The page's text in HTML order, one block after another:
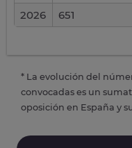
2026
651
* La evolución del
convocadas es un
oposición en España y